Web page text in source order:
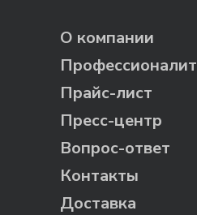
О компании
Прайс-лист
Пресс-центр
Вопрос-ответ
Контакты
Доставка